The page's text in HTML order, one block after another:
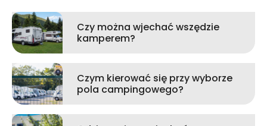
Czy można wjechać wszędzie
kamperem?
Czym kierować się przy wyborze
pola campingowego?